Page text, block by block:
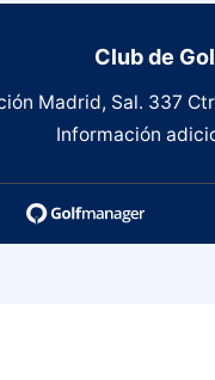
Club de
Madrid, Sal. 337
Información